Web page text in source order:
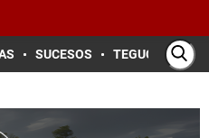
SUCESOS TEGUCIGALPA